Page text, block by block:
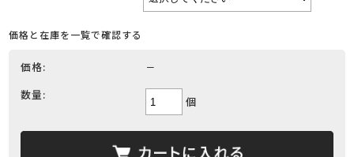
価格と在庫を一覧で確認する
価格: －
数量: 個